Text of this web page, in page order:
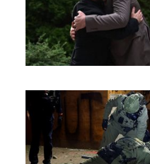
Умер продюсер Мадонны
Уильям Орбит: он хотел
выпустить продолжение «Ray
of Light»
Atlantic: Маск не разрешил
Starlink для ударов вглубь
России
Умер отец Лионеля Месси:
Хорхе Месси скончался
после продолжительной
болезни